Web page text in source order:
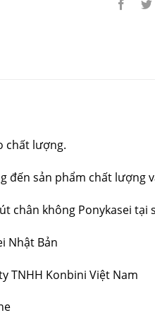
chất lượng.
đến sản phẩm chất lượng
chân không Ponykasei tại
Nhật Bản
TNHH Konbini Việt Nam